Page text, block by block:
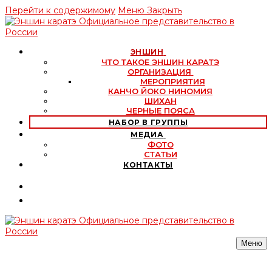
Перейти к содержимому Меню Закрыть
ЭНШИН
ЧТО ТАКОЕ ЭНШИН КАРАТЭ
ОРГАНИЗАЦИЯ
МЕРОПРИЯТИЯ
КАНЧО ЙОКО НИНОМИЯ
ШИХАН
ЧЕРНЫЕ ПОЯСА
НАБОР В ГРУППЫ
МЕДИА
ФОТО
СТАТЬИ
КОНТАКТЫ
Меню